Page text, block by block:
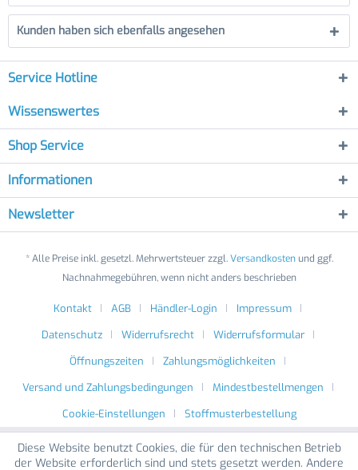
Kunden haben sich ebenfalls angesehen
Service Hotline
Wissenswertes
Shop Service
Informationen
Newsletter
* Alle Preise inkl. gesetzl. Mehrwertsteuer zzgl.Versandkostenund ggf.
Nachnahmegebühren, wenn nicht anders beschrieben
Kontakt AGB Händler-Login
Impressum
Datenschutz
Widerrufsrecht
Widerrufsformular
Öffnungszeiten
Zahlungsmöglichkeiten
Versand und Zahlungsbedingungen
Mindestbestellmengen
Cookie-Einstellungen
Stoffmusterbestellung
Diese Website benutzt Cookies, die für den technischen Betrieb
der Website erforderlich sind und stets gesetzt werden. Andere